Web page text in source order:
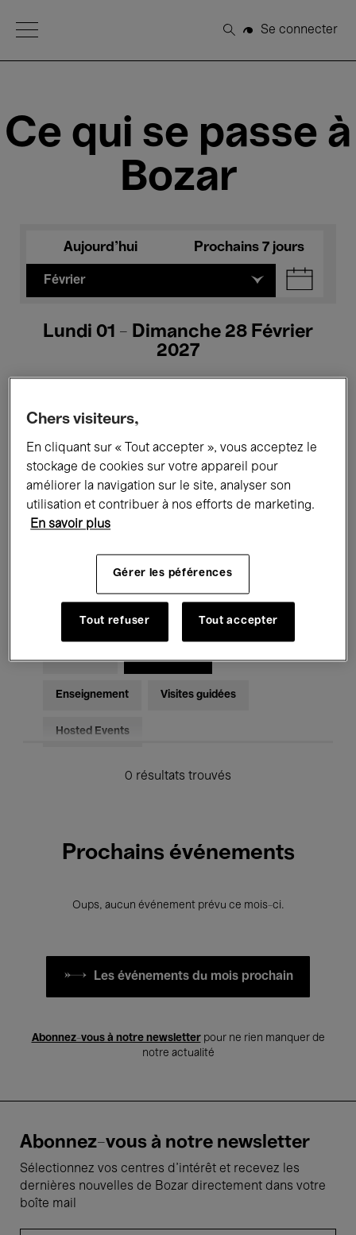
Open Menu
Rechercher
Se connecter
Ce qui se passe à
Bozar
Aujourd'hui Prochains 7 jours
Février
Lundi 01 - Dimanche 28 Février
2027
Tous les événements Concerts
Expositions Films Performances
Rencontres & Débats
Musique classique Global Music
Musique électronique
Pour tous Kids’ Palace
Enseignement Visites guidées
Hosted Events
0 résultats trouvés
Prochains événements
Oups, aucun événement prévu ce mois-ci.
Les événements du mois prochain
Abonnez-vous à notre newsletterpour ne rien manquer de
notre actualité
Abonnez-vous à notre newsletter
Sélectionnez vos centres d'intérêt et recevez les
dernières nouvelles de Bozar directement dans votre
boîte mail
Chers visiteurs,
En cliquant sur « Tout accepter », vous acceptez le
stockage de cookies sur votre appareil pour
améliorer la navigation sur le site, analyser son
utilisation et contribuer à nos efforts de marketing.
En savoir plus
Gérer les péférences
Tout refuser Tout accepter